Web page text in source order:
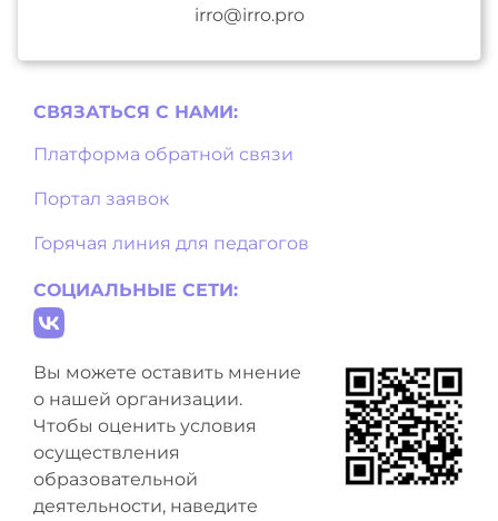
irro@irro.pro
СВЯЗАТЬСЯ С НAМИ:
Платформа обратной связи
Портал заявок
Горячая линия для педагогов
СОЦИАЛЬНЫЕ СЕТИ:
Вы можете оставить мнение
о нашей организации.
Чтобы оценить условия
осуществления
образовательной
деятельности, наведите